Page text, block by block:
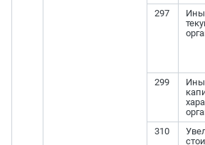
297
299
310